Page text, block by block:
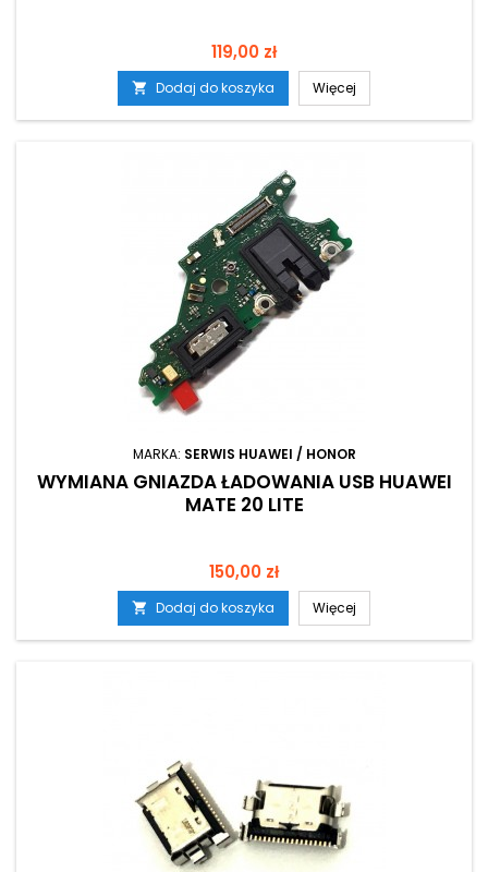
Cena
119,00 zł
 Dodaj do koszyka Więcej
MARKA: SERWIS HUAWEI / HONOR
WYMIANA GNIAZDA ŁADOWANIA USB HUAWEI
MATE 20 LITE
Cena
150,00 zł
 Dodaj do koszyka Więcej